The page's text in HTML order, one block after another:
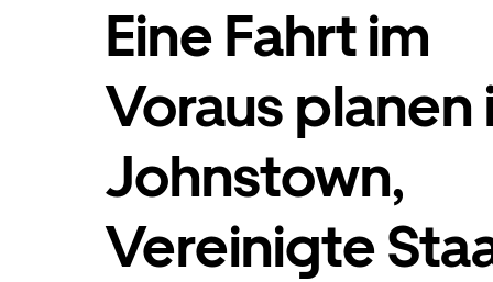
Eine Fahrt im
Voraus planen
Johnstown,
Vereinigte